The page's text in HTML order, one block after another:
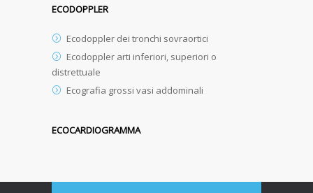
ECODOPPLER
Ecodoppler dei tronchi sovraortici
Ecodoppler arti inferiori, superiori o
distrettuale
Ecografia grossi vasi addominali
ECOCARDIOGRAMMA